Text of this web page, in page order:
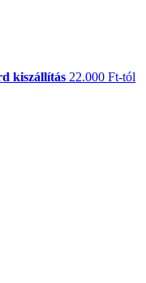
kiszállítás 22.000 Ft-tól